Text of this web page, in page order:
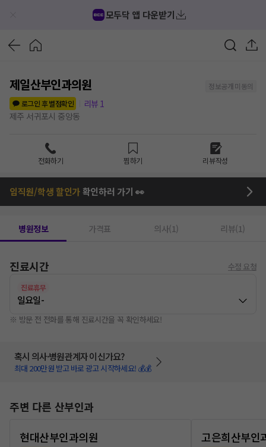
모두닥 앱 다운받기
제일산부인과의원
정보공개 미동의
로그인 후 별점확인
리뷰 1
제주 서귀포시 중앙동
전화하기 찜하기 리뷰작성
임직원/학생 할인가확인하러 가기 👀
병원정보 가격표 의사(1) 리뷰(1)
진료시간 수정 요청
진료휴무
일요일-
※ 방문 전 전화를 통해 진료시간을 꼭 확인하세요!
혹시 의사·병원관계자 이신가요?
최대 200만원 받고 바로 광고 시작하세요! 💰💰
주변 다른 산부인과
현대산부인과의원
고은희산부인